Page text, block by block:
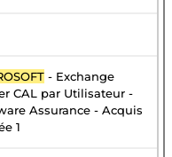
- Exchange
CAL par Utilisateur -
Assurance - Acquis
1